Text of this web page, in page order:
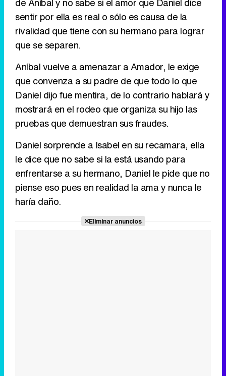
sentir por ella es real o sólo es causa de la
rivalidad que tiene con su hermano para lograr
que se separen.
Aníbal vuelve a amenazar a Amador, le exige
que convenza a su padre de que todo lo que
Daniel dijo fue mentira, de lo contrario hablará y
mostrará en el rodeo que organiza su hijo las
pruebas que demuestran sus fraudes.
Daniel sorprende a Isabel en su recamara, ella
le dice que no sabe si la está usando para
enfrentarse a su hermano, Daniel le pide que no
piense eso pues en realidad la ama y nunca le
haría daño.
Eliminar anuncios